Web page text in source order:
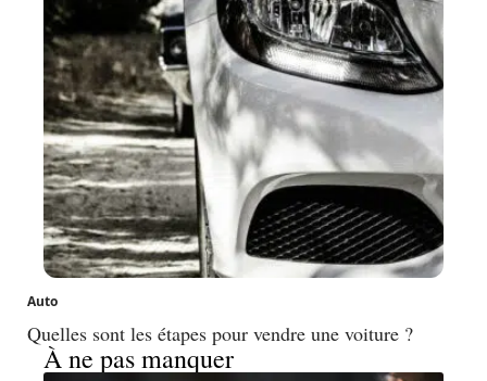
Auto
Quelles sont les étapes pour vendre une voiture ?
À ne pas manquer